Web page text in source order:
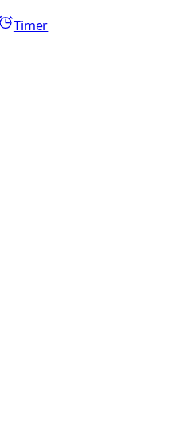
Timer